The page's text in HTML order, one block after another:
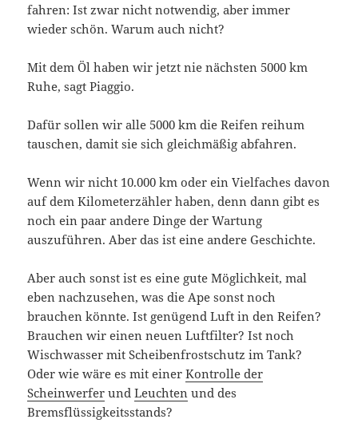
fahren: Ist zwar nicht notwendig, aber immer
wieder schön. Warum auch nicht?
Mit dem Öl haben wir jetzt nie nächsten 5000 km
Ruhe, sagt Piaggio.
Dafür sollen wir alle 5000 km die Reifen reihum
tauschen, damit sie sich gleichmäßig abfahren.
Wenn wir nicht 10.000 km oder ein Vielfaches davon
auf dem Kilometerzähler haben, denn dann gibt es
noch ein paar andere Dinge der Wartung
auszuführen. Aber das ist eine andere Geschichte.
Aber auch sonst ist es eine gute Möglichkeit, mal
eben nachzusehen, was die Ape sonst noch
brauchen könnte. Ist genügend Luft in den Reifen?
Brauchen wir einen neuen Luftfilter? Ist noch
Wischwasser mit Scheibenfrostschutz im Tank?
Oder wie wäre es mit einerKontrolle der
Scheinwerfer undLeuchten und des
Bremsflüssigkeitsstands?